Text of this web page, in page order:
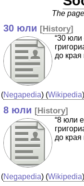
The
30 юли [History]
“30 юли
до
(Negapedia) (Wikipedia
8 юли [History]
“8 юли
до
(Negapedia) (Wikipedia